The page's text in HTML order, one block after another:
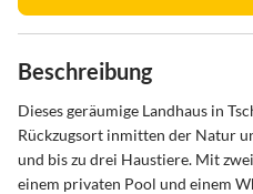
Beschreibung
Dieses geräumige Landhaus in
Rückzugsort inmitten der Natur
und bis zu drei Haustiere. Mit
einem privaten Pool und einem